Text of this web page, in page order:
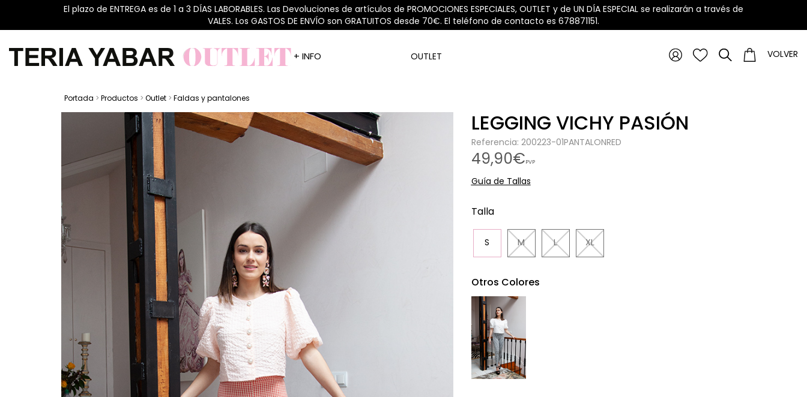
El plazo de ENTREGA es de 1 a 3 DÍAS LABORABLES. Las Devoluciones de artículos de PROMOCIONES ESPECIALES, OUTLET y de UN DÍA ESPECIAL se realizarán a través de
VALES. Los GASTOS DE ENVÍO son GRATUITOS desde 70€. El teléfono de contacto es 678871151.
VOLVER
+ INFO OUTLET
Portada > Productos > Outlet > Faldas y pantalones
LEGGING VICHY PASIÓN
Referencia: 200223-01PANTALONRED
49,90€PVP
Guía de Tallas
Talla
S M L XL
Otros Colores